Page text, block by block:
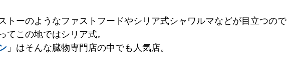
トーのようなファストフードやシリア式シャワルマなどが目立つので
てこの地ではシリア式。
」はそんな臓物専門店の中でも人気店。